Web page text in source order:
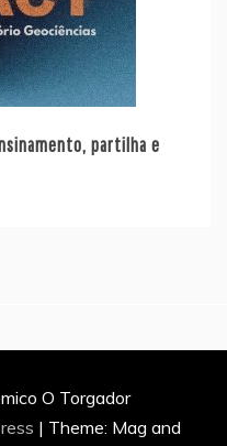
partilha e
O Torgador
| Theme: Mag and